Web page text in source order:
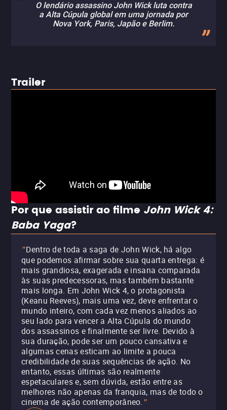
O lendário assassino John Wick luta contra
a Alta Cúpula global em uma jornada por
Nova York, Paris, Japão e Berlim.
Trailer
Por que assistir ao filme John Wick 4:
Baba Yaga?
"Dentro de toda a saga de John Wick, há algo
que podemos afirmar sobre sua quarta entrega: é
mais grandiosa, exagerada e insana comparada
às suas predecessoras, mas também bastante
mais longa. Em John Wick 4, o protagonista
(Keanu Reeves), mais uma vez, deve enfrentar o
mundo inteiro, com cada vez menos aliados ao
seu lado para vencer a Alta Cúpula do mundo
dos assassinos e finalmente ser livre. Devido à
sua duração, pode ser um pouco cansativa e
algumas cenas esticam ao limite a pouca
credibilidade de suas sequências de ação. No
entanto, essas últimas são realmente
espetaculares e, sem dúvida, estão entre as
melhores não apenas da franquia, mas de todo o
cinema de ação contemporâneo. "